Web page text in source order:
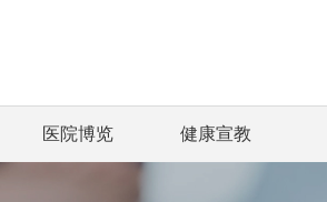
医院博览 健康宣教